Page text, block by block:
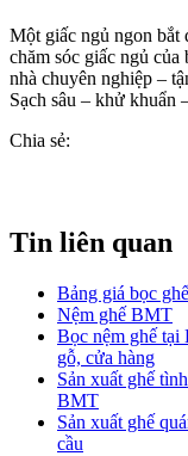
Một giấc ngủ ngon bắt
chăm sóc giấc ngủ
nhà chuyên nghiệp –
Sạch sâu – khử khuẩn
Chia sẻ:
Tin liên quan
Bảng giá bọc
Nệm ghế BMT
Bọc nệm ghế
gỗ, cửa hàng
Sản xuất ghế
BMT
Sản xuất ghế
cầu